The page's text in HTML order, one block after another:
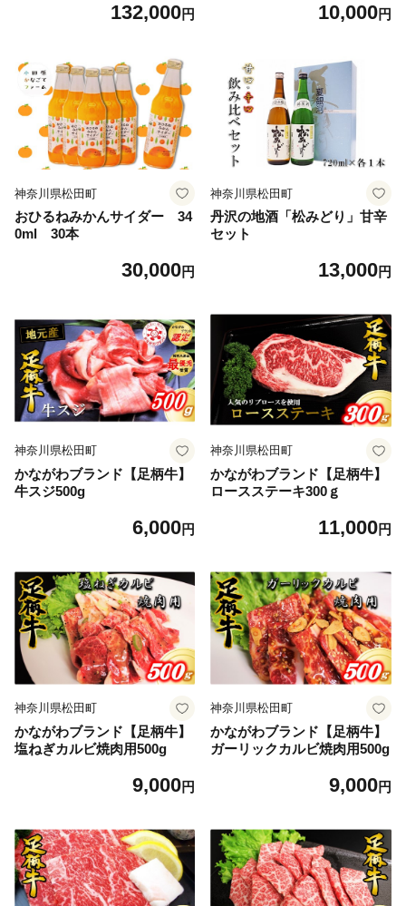
132,000円 10,000円
神奈川県松田町
おひるねみかんサイダー 34
0ml 30本
30,000円
神奈川県松田町
丹沢の地酒「松みどり」甘辛
セット
13,000円
神奈川県松田町
かながわブランド【足柄牛】
牛スジ500g
6,000円
神奈川県松田町
かながわブランド【足柄牛】
ロースステーキ300ｇ
11,000円
神奈川県松田町
かながわブランド【足柄牛】
塩ねぎカルビ焼肉用500g
9,000円
神奈川県松田町
かながわブランド【足柄牛】
ガーリックカルビ焼肉用500g
9,000円